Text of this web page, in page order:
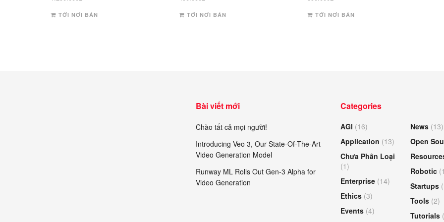
TỚI NƠI BÁN TỚI NƠI BÁN TỚI NƠI BÁN
Bài viết mới
Chào tất cả mọi người!
Introducing Veo 3, Our State-Of-The-Art
Video Generation Model
Runway ML Rolls Out Gen-3 Alpha for
Video Generation
Categories
AGI (16)
Application (13)
Chưa Phân Loại
(1)
Enterprise (14)
Ethics (3)
Events (4)
News (13)
Open
Robotic
Startups
Tools (2)
Tutorials